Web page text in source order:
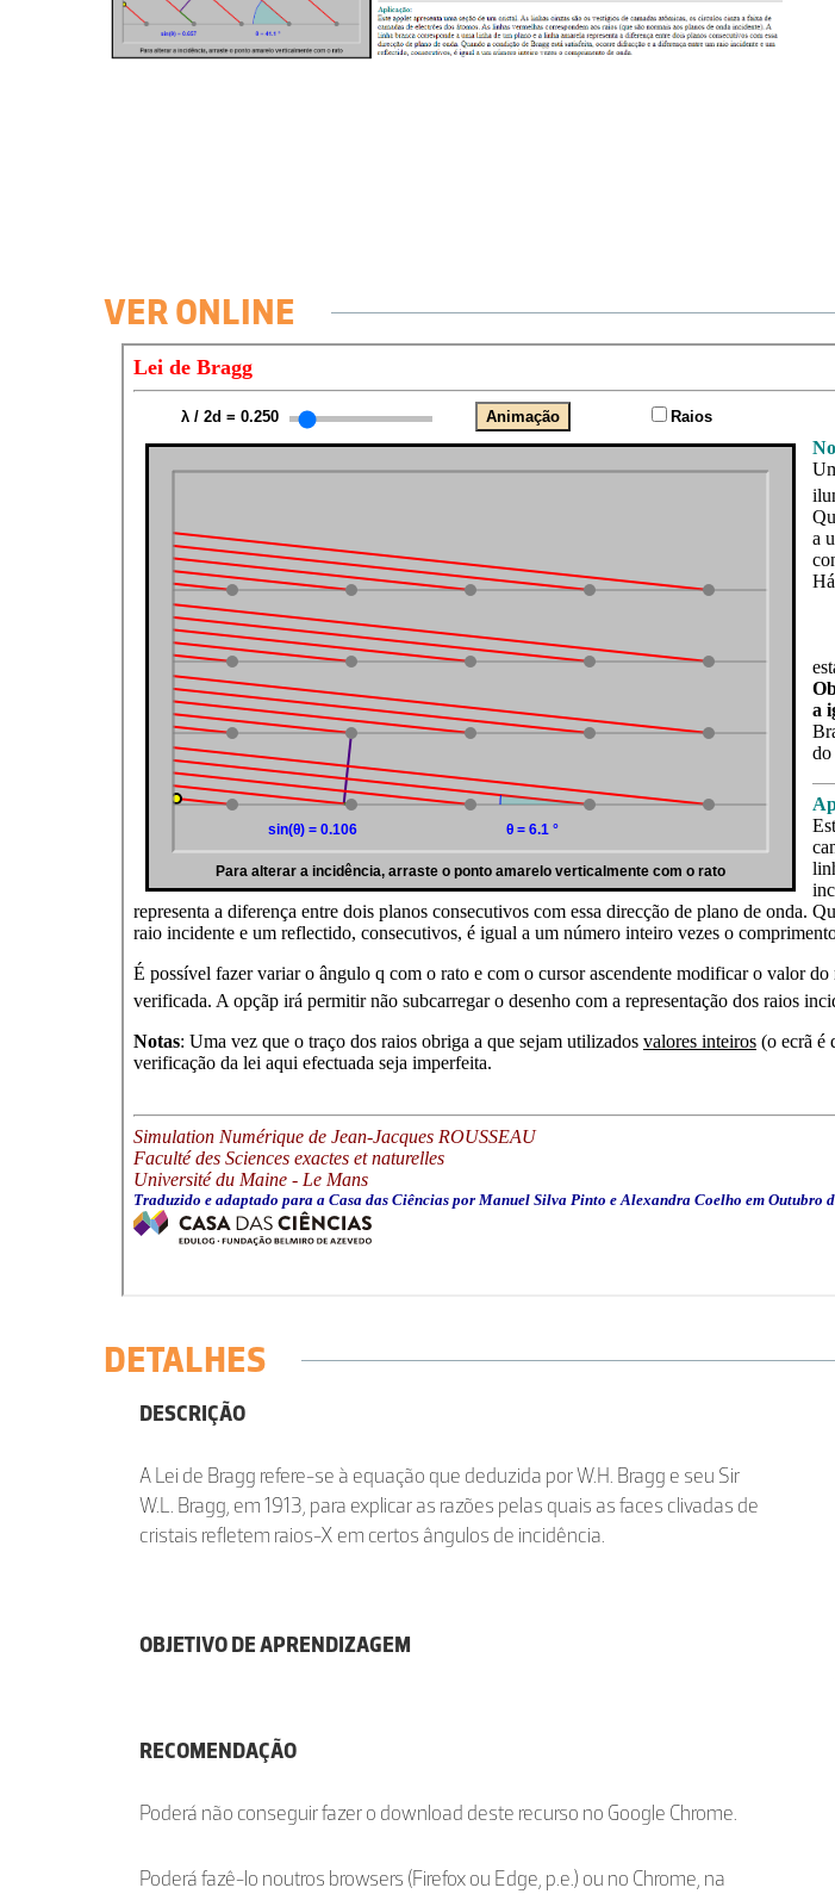
VER ONLINE
DETALHES
DESCRIÇÃO
A Lei de Bragg refere-se à equação que deduzida por W.H. Bragg e seu Sir
W.L. Bragg, em 1913, para explicar as razões pelas quais as faces clivadas de
cristais refletem raios-X em certos ângulos de incidência.
OBJETIVO DE APRENDIZAGEM
RECOMENDAÇÃO
Poderá não conseguir fazer o download deste recurso no Google Chrome.
Poderá fazê-lo noutros browsers (Firefox ou Edge, p.e.) ou no Chrome, na